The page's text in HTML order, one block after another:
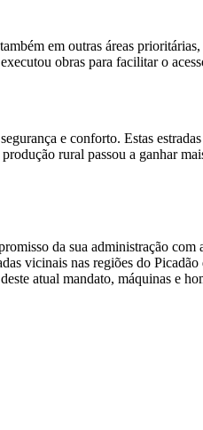
em outras áreas
obras para facilitar o
e conforto. Estas
rural passou a ganhar
da sua administração
vicinais nas regiões do
atual mandato, máquinas e